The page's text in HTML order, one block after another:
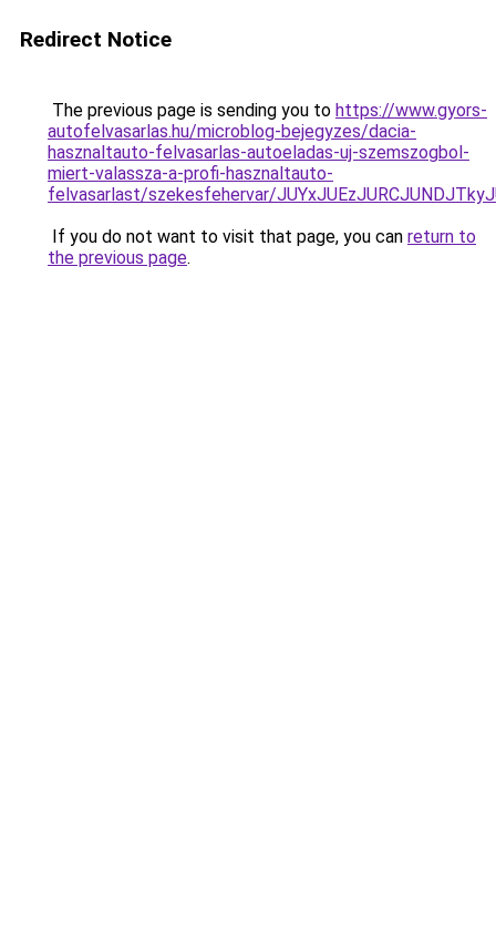
Redirect Notice
The previous page is sending you to https://www.gyors-
autofelvasarlas.hu/microblog-bejegyzes/dacia-
hasznaltauto-felvasarlas-autoeladas-uj-szemszogbol-
miert-valassza-a-profi-hasznaltauto-
felvasarlast/szekesfehervar/
If you do not want to visit that page, you can return to
the previous page.